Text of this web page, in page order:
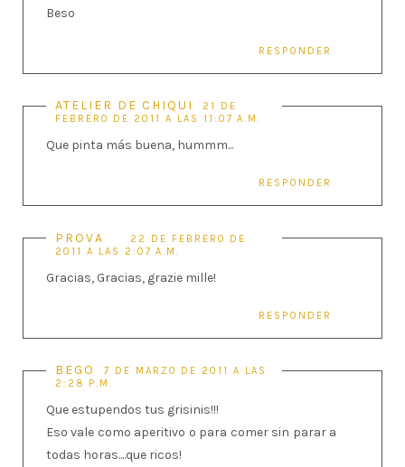
Beso
RESPONDER
ATELIER DE CHIQUI
21 DE
FEBRERO DE 2011 A LAS 11:07 A.M.
Que pinta más buena, hummm...
RESPONDER
PROVA
22 DE FEBRERO DE
2011 A LAS 2:07 A.M.
Gracias, Gracias, grazie mille!
RESPONDER
BEGO
7 DE MARZO DE 2011 A LAS
2:28 P.M.
Que estupendos tus grisinis!!!
Eso vale como aperitivo o para comer sin parar a
todas horas....que ricos!